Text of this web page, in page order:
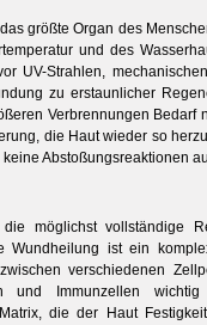
das größte Organ des
und des
UV-Strahlen,
zu erstaunlicher
Verbrennungen Bedarf
die Haut wieder so
Abstoßungsreaktionen
möglichst vollständige
Wundheilung ist ein
verschiedenen
und Immunzellen
die der Haut